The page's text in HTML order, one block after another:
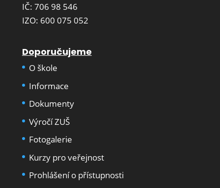
IČ: 706 98 546
IZO: 600 075 052
Doporučujeme
O škole
Informace
Dokumenty
Výročí ZUŠ
Fotogalerie
Kurzy pro veřejnost
Prohlášení o přístupnosti